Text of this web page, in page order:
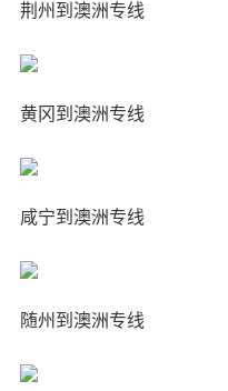
荆州到澳洲专线
黄冈到澳洲专线
咸宁到澳洲专线
随州到澳洲专线